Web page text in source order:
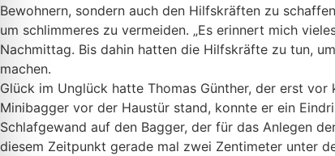
Bewohnern, sondern auch den Hilfskräften zu
um schlimmeres zu vermeiden. „Es erinnert mich
Nachmittag. Bis dahin hatten die Hilfskräfte zu tun,
machen.
Glück im Unglück hatte Thomas Günther, der erst vor
Minibagger vor der Haustür stand, konnte er ein
Schlafgewand auf den Bagger, der für das Anlegen
diesem Zeitpunkt gerade mal zwei Zentimeter unter